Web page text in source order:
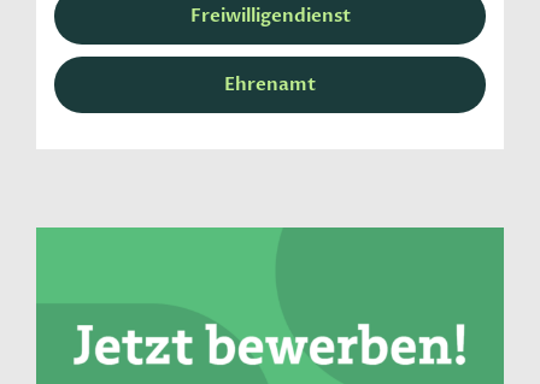
Freiwilligendienst
Ehrenamt